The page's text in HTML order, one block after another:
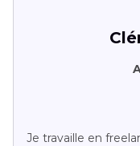
Je travaille en